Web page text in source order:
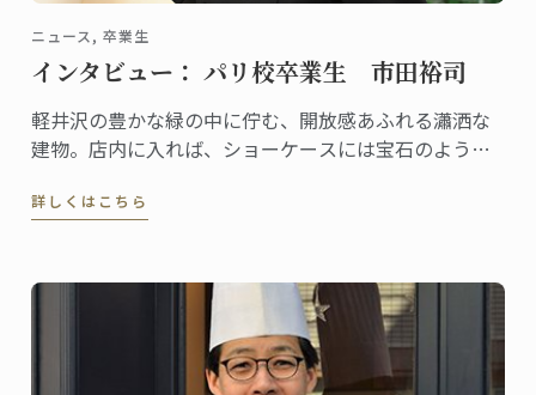
ニュース, 卒業生
インタビュー： パリ校卒業生 市田裕司
軽井沢の豊かな緑の中に佇む、開放感あふれる瀟洒な
建物。店内に入れば、ショーケースには宝石のように
誘います。
詳しくはこちら